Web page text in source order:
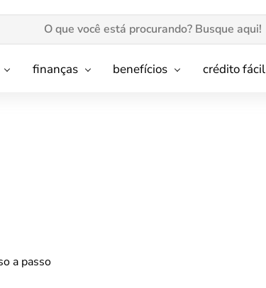
finanças benefícios crédito fácil
a passo